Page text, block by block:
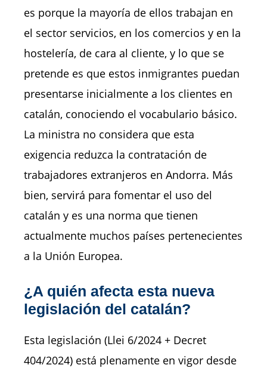
es porque la mayoría de ellos trabajan en
el sector servicios, en los comercios y en la
hostelería, de cara al cliente, y lo que se
pretende es que estos inmigrantes puedan
presentarse inicialmente a los clientes en
catalán, conociendo el vocabulario básico.
La ministra no considera que esta
exigencia reduzca la contratación de
trabajadores extranjeros en Andorra. Más
bien, servirá para fomentar el uso del
catalán y es una norma que tienen
actualmente muchos países pertenecientes
a la Unión Europea.
¿A quién afecta esta nueva
legislación del catalán?
Esta legislación (Llei 6/2024 + Decret
404/2024) está plenamente en vigor desde